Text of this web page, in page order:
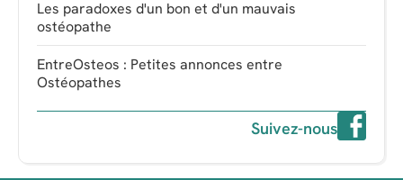
Les paradoxes d'un bon et d'un mauvais
ostéopathe
EntreOsteos : Petites annonces entre
Ostéopathes
Suivez-nous